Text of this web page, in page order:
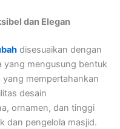
dan Elegan
disesuaikan dengan
yang mengusung bentuk
yang mempertahankan
desain
ornamen, dan tinggi
dan pengelola masjid.